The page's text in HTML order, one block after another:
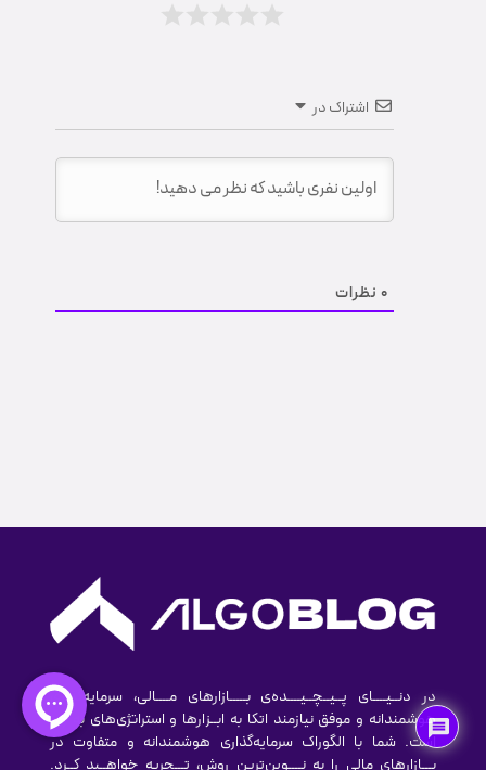
اشتراک در
0 نظرات
در دنــیــــای پــیــچــیــــده‌ی بـــــازارهای مــــالی، سرمایه‌گذاری
هوشمندانه و موفق نیازمند اتکا به ابــزارها و استراتژی‌های به روز
است. شما با الگوراک سرمایه‌گذاری هوشمندانه و متفاوت در